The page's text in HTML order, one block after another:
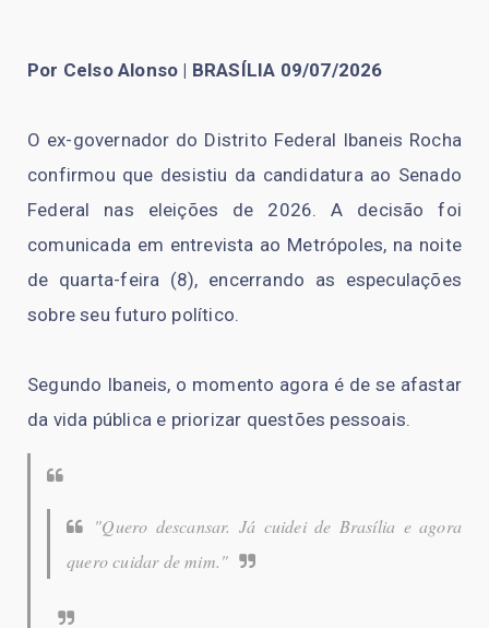
Por Celso Alonso | BRASÍLIA 09/07/2026
O ex-governador do Distrito Federal Ibaneis Rocha
confirmou que desistiu da candidatura ao Senado
Federal nas eleições de 2026. A decisão foi
comunicada em entrevista ao Metrópoles, na noite
de quarta-feira (8), encerrando as especulações
sobre seu futuro político.
Segundo Ibaneis, o momento agora é de se afastar
da vida pública e priorizar questões pessoais.
"Quero descansar. Já cuidei de Brasília e agora
quero cuidar de mim."